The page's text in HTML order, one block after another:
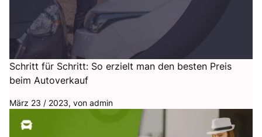
Schritt für Schritt: So erzielt man den besten Preis
beim Autoverkauf
März 23 / 2023, von admin